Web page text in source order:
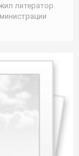
литератор.